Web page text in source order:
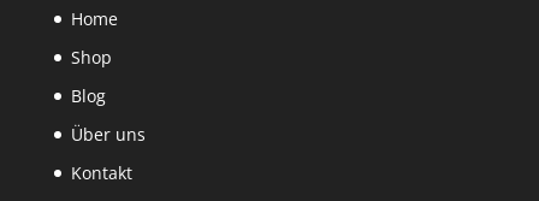
Home
Shop
Blog
Über uns
Kontakt